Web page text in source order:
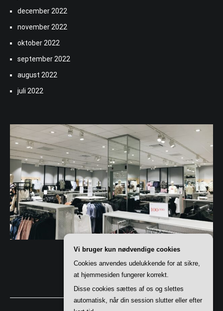
december 2022
november 2022
oktober 2022
september 2022
august 2022
juli 2022
Vi bruger kun nødvendige cookies
Cookies anvendes udelukkende for at sikre,
at hjemmesiden fungerer korrekt.
Disse cookies sættes af os og slettes
automatisk, når din session slutter eller efter